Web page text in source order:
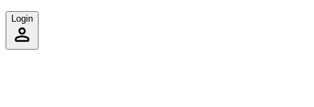
Login